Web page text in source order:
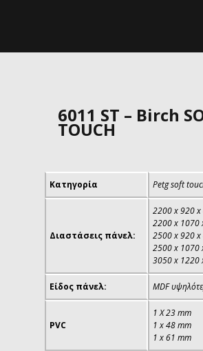
6011 SΤ – Birch
TOUCH
Κατηγορία Petg soft
Διαστάσεις πάνελ:
2200 x 920 x
2200 x 1070
2500 x 920 x
2500 x 1070
3050 x 1220
Είδος πάνελ: MDF
PVC
1 Χ 23 mm
1 x 48 mm
1 x 61 mm